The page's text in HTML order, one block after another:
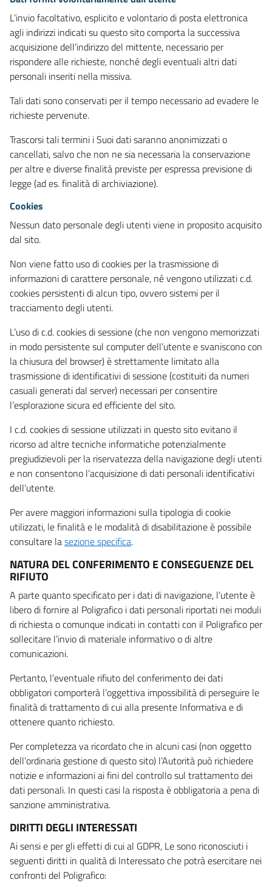
L’invio facoltativo, esplicito e volontario di posta elettronica
agli indirizzi indicati su questo sito comporta la successiva
acquisizione dell’indirizzo del mittente, necessario per
rispondere alle richieste, nonché degli eventuali altri dati
personali inseriti nella missiva.
Tali dati sono conservati per il tempo necessario ad evadere le
richieste pervenute.
Trascorsi tali termini i Suoi dati saranno anonimizzati o
cancellati, salvo che non ne sia necessaria la conservazione
per altre e diverse finalità previste per espressa previsione di
legge (ad es. finalità di archiviazione).
Cookies
Nessun dato personale degli utenti viene in proposito acquisito
dal sito.
Non viene fatto uso di cookies per la trasmissione di
informazioni di carattere personale, né vengono utilizzati c.d.
cookies persistenti di alcun tipo, ovvero sistemi per il
tracciamento degli utenti.
L’uso di c.d. cookies di sessione (che non vengono memorizzati
in modo persistente sul computer dell’utente e svaniscono con
la chiusura del browser) è strettamente limitato alla
trasmissione di identificativi di sessione (costituiti da numeri
casuali generati dal server) necessari per consentire
l’esplorazione sicura ed efficiente del sito.
I c.d. cookies di sessione utilizzati in questo sito evitano il
ricorso ad altre tecniche informatiche potenzialmente
pregiudizievoli per la riservatezza della navigazione degli utenti
e non consentono l’acquisizione di dati personali identificativi
dell’utente.
Per avere maggiori informazioni sulla tipologia di cookie
utilizzati, le finalità e le modalità di disabilitazione è possibile
consultare lasezione specifica.
NATURA DEL CONFERIMENTO E CONSEGUENZE DEL
RIFIUTO
A parte quanto specificato per i dati di navigazione, l’utente è
libero di fornire al Poligrafico i dati personali riportati nei moduli
di richiesta o comunque indicati in contatti con il Poligrafico per
sollecitare l’invio di materiale informativo o di altre
comunicazioni.
Pertanto, l’eventuale rifiuto del conferimento dei dati
obbligatori comporterà l’oggettiva impossibilità di perseguire le
finalità di trattamento di cui alla presente Informativa e di
ottenere quanto richiesto.
Per completezza va ricordato che in alcuni casi (non oggetto
dell’ordinaria gestione di questo sito) l’Autorità può richiedere
notizie e informazioni ai fini del controllo sul trattamento dei
dati personali. In questi casi la risposta è obbligatoria a pena di
sanzione amministrativa.
DIRITTI DEGLI INTERESSATI
Ai sensi e per gli effetti di cui al GDPR, Le sono riconosciuti i
seguenti diritti in qualità di Interessato che potrà esercitare nei
confronti del Poligrafico: